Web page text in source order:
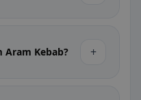
Aram Kebab? +